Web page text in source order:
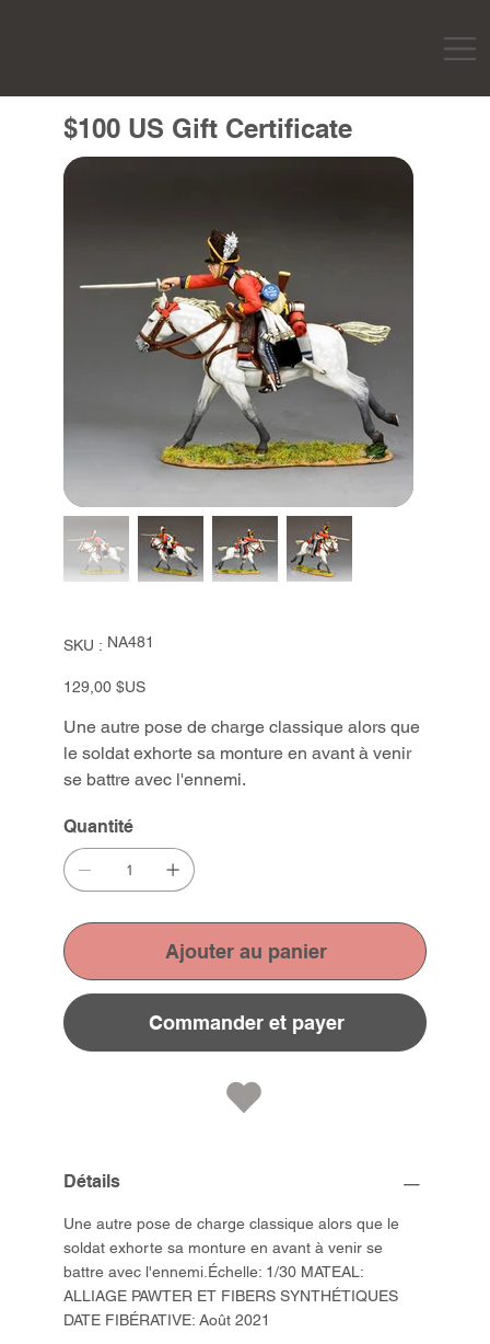
$100 US Gift Certificate
SKU : SKU
NA481
NA481
Prix
129,00 $US
Une autre pose de charge classique alors que
le soldat exhorte sa monture en avant à venir
se battre avec l'ennemi.
Quantité
Ajouter au panier
Commander et payer
Détails
Une autre pose de charge classique alors que le
soldat exhorte sa monture en avant à venir se
battre avec l'ennemi.Échelle: 1/30 MATEAL:
ALLIAGE PAWTER ET FIBERS SYNTHÉTIQUES
DATE FIBÉRATIVE: Août 2021